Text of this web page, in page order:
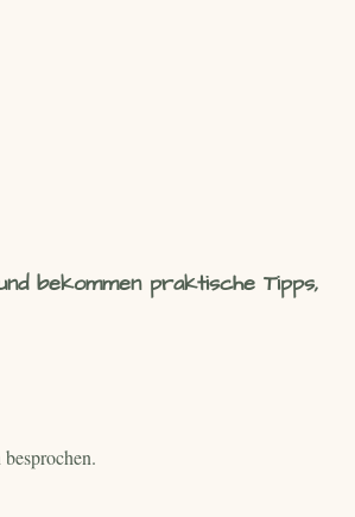
bekommen praktische Tipps,